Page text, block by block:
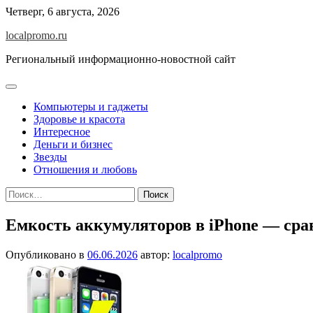
Перейти
содержимому
Четверг, 6 августа, 2026
localpromo.ru
Региональный информационно-новостной сайт
Компьютеры и гаджеты
Здоровье и красота
Интересное
Деньги и бизнес
Звезды
Отношения и любовь
Найти:
Емкость аккумуляторов в iPhone —
Опубликовано в 06.06.2026 автор: localpromo